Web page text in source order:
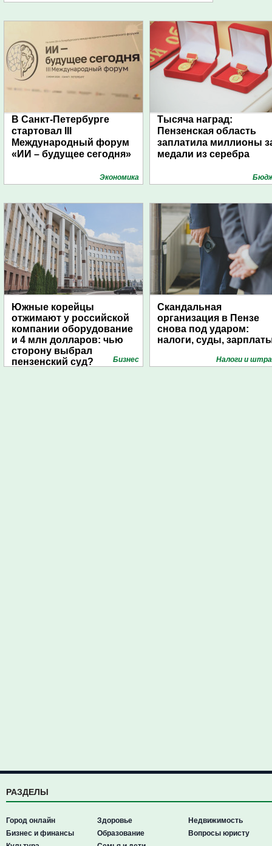
В Санкт-Петербурге
стартовал III
Международный форум
«ИИ – будущее сегодня»
Экономика
Тысяча наград:
Пензенская область
заплатила миллионы
медали из серебра
Южные корейцы
отжимают у российской
компании оборудование
и 4 млн долларов: чью
сторону выбрал
пензенский суд?
Бизнес
Скандальная
организация в Пензе
снова под ударом:
налоги, суды,
Налоги и
РАЗДЕЛЫ
Город онлайн
Бизнес и финансы
Здоровье
Образование
Недвижимость
Вопросы юристу